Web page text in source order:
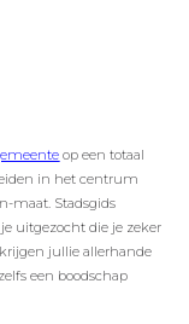
op een totaal
in het centrum
maat. Stadsgids
uitgezocht die je zeker
jullie allerhande
een boodschap